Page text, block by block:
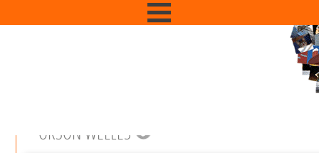
ORSON WELLES